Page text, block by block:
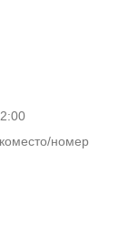
номер